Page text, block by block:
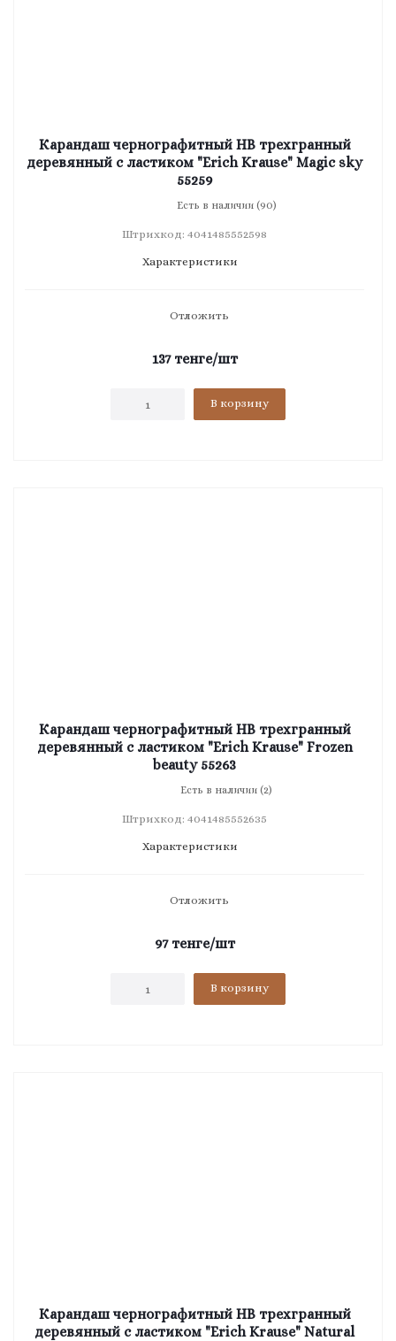
Карандаш чернографитный HB трехгранный
деревянный с ластиком "Erich Krause" Magic sky
55259
Есть в наличии (90)
Штрихкод: 4041485552598
Характеристики
Отложить
137тенге/шт
В корзину
Карандаш чернографитный HB трехгранный
деревянный с ластиком "Erich Krause" Frozen
beauty 55263
Есть в наличии (2)
Штрихкод: 4041485552635
Характеристики
Отложить
97тенге/шт
В корзину
Карандаш чернографитный HB трехгранный
деревянный с ластиком "Erich Krause" Natural